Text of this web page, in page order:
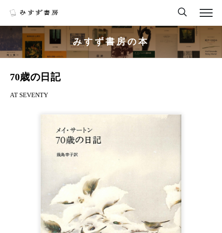
みすず書房の本
70歳の日記
AT SEVENTY